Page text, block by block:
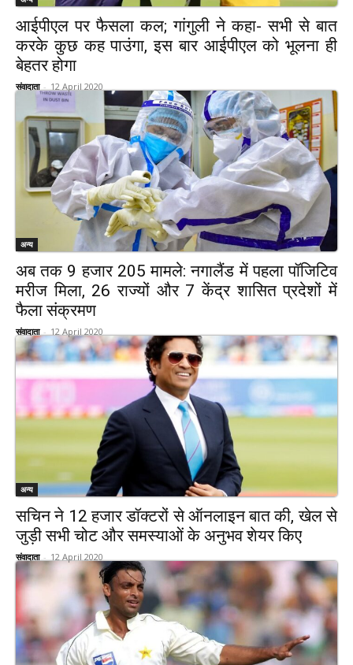
आईपीएल पर फैसला कल; गांगुली ने कहा- सभी से बात
करके कुछ कह पाउंगा, इस बार आईपीएल को भूलना ही
बेहतर होगा
संवादाता - 12 April 2020
अन्य
अब तक 9 हजार 205 मामले: नगालैंड में पहला पॉजिटिव
मरीज मिला, 26 राज्यों और 7 केंद्र शासित प्रदेशों में
फैला संक्रमण
संवादाता - 12 April 2020
अन्य
सचिन ने 12 हजार डॉक्टरों से ऑनलाइन बात की, खेल से
जुड़ी सभी चोट और समस्याओं के अनुभव शेयर किए
संवादाता - 12 April 2020